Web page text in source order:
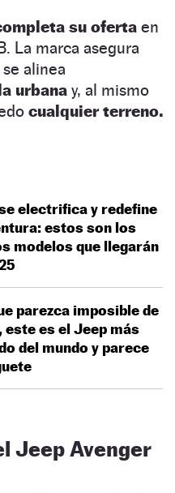
su oferta en
La marca asegura
alinea
urbana y, al mismo
cualquier terreno.
electrifica y redefine
estos son los
modelos que llegarán
parezca imposible de
este es el Jeep más
del mundo y parece
Jeep Avenger